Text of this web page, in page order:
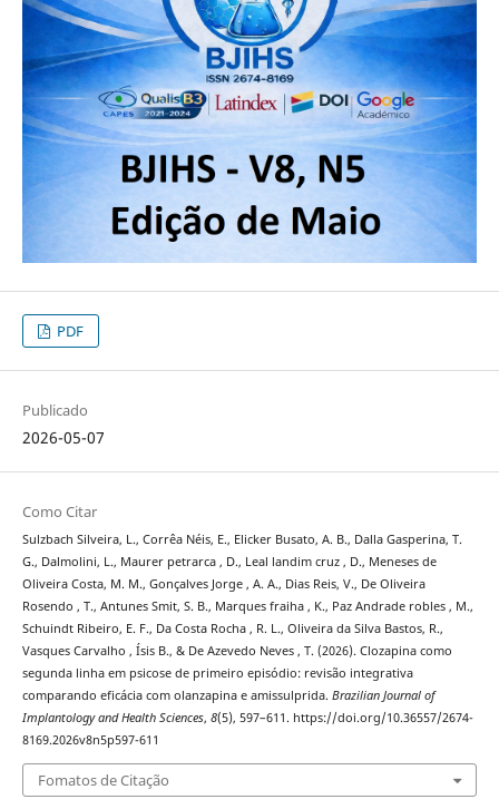
PDF
Publicado
2026-05-07
Como Citar
Sulzbach Silveira, L., Corrêa Néis, E., Elicker Busato, A. B., Dalla Gasperina, T.
G., Dalmolini, L., Maurer petrarca , D., Leal landim cruz , D., Meneses de
Oliveira Costa, M. M., Gonçalves Jorge , A. A., Dias Reis, V., De Oliveira
Rosendo , T., Antunes Smit, S. B., Marques fraiha , K., Paz Andrade robles , M.,
Schuindt Ribeiro, E. F., Da Costa Rocha , R. L., Oliveira da Silva Bastos, R.,
Vasques Carvalho , Ísis B., & De Azevedo Neves , T. (2026). Clozapina como
segunda linha em psicose de primeiro episódio: revisão integrativa
comparando eficácia com olanzapina e amissulprida. Brazilian Journal of
Implantology and Health Sciences, 8(5), 597–611. https://doi.org/10.36557/2674-
8169.2026v8n5p597-611
Fomatos de Citação